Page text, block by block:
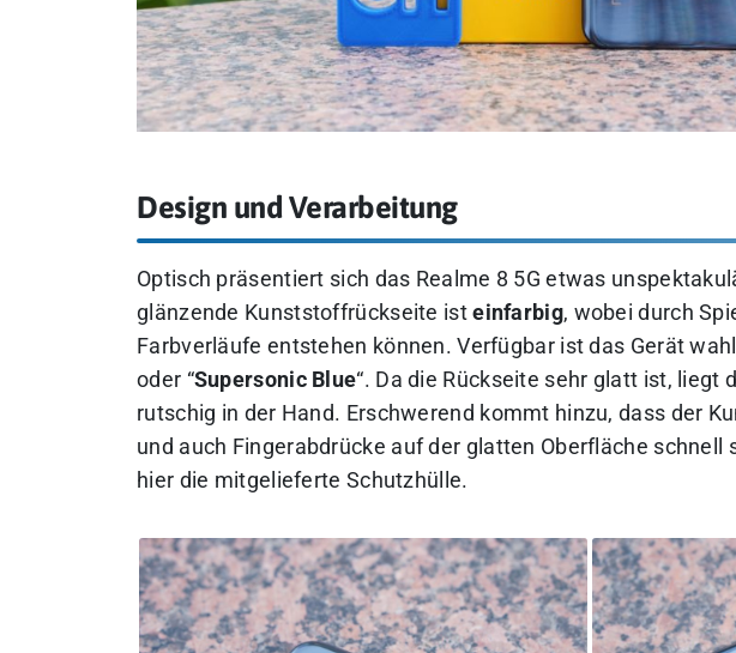
Design und Verarbeitung
Optisch präsentiert sich das Realme 8 5G etwas
glänzende Kunststoffrückseite isteinfarbig, wobei durch
Farbverläufe entstehen können. Verfügbar ist das Gerät
oder “Supersonic Blue“. Da die Rückseite sehr glatt ist, liegt
rutschig in der Hand. Erschwerend kommt hinzu, dass der
und auch Fingerabdrücke auf der glatten Oberfläche
hier die mitgelieferte Schutzhülle.